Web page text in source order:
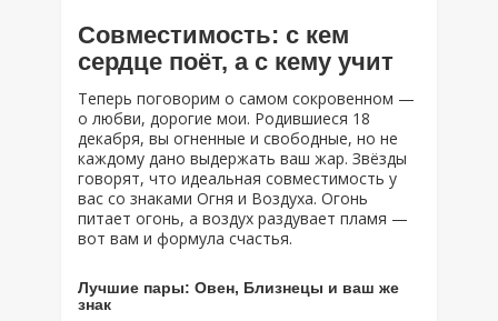
Совместимость: с кем
сердце поёт, а с кему учит
Теперь поговорим о самом сокровенном —
о любви, дорогие мои. Родившиеся 18
декабря, вы огненные и свободные, но не
каждому дано выдержать ваш жар. Звёзды
говорят, что идеальная совместимость у
вас со знаками Огня и Воздуха. Огонь
питает огонь, а воздух раздувает пламя —
вот вам и формула счастья.
Лучшие пары: Овен, Близнецы и ваш же
знак